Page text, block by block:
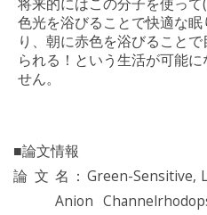
色光を浴びることで快適な
り、朝に赤色を浴びること
られる！という生活が可能に
せん。
■論文情報
論 文 名：Green-Sensitive,
Anion